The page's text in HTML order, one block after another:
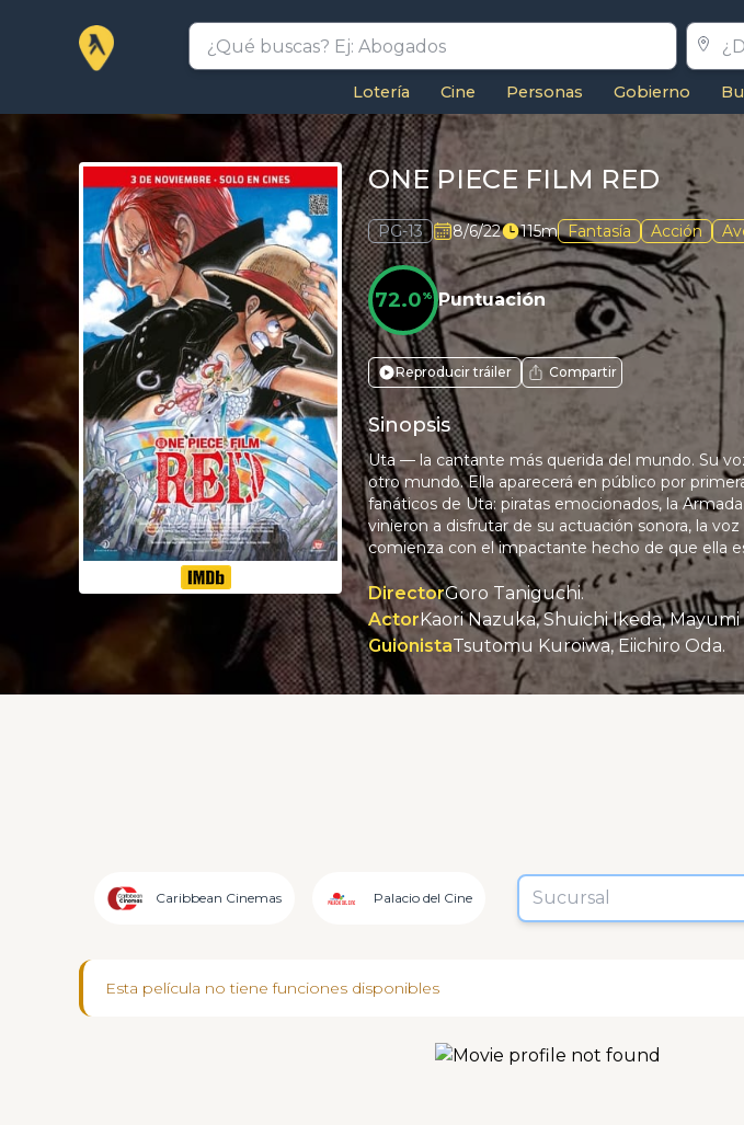
Lotería Cine Personas Gobierno
ONE PIECE FILM RED
PG-13 8/6/22 115m Fantasía Acción
72.0% Puntuación
Reproducir tráiler Compartir
Sinopsis
Uta — la cantante más querida del mundo. Su
otro mundo. Ella aparecerá en público por
fanáticos de Uta: piratas emocionados, la
vinieron a disfrutar de su actuación sonora, la
comienza con el impactante hecho de que ella
DirectorGoro Taniguchi.
ActorKaori Nazuka, Shuichi Ikeda,
GuionistaTsutomu Kuroiwa, Eiichiro Oda.
Caribbean Cinemas Palacio del Cine Sucursal
Esta película no tiene funciones disponibles